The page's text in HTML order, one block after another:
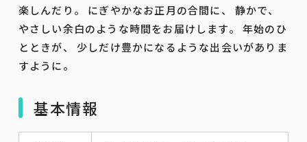
楽しんだり。 にぎやかなお正月の合間に、 静かで、
やさしい余白のような時間をお届けします。 年始のひ
とときが、 少しだけ豊かになるような出会いがありま
すように。
基本情報